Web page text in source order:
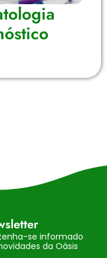
se informado
da Oásis